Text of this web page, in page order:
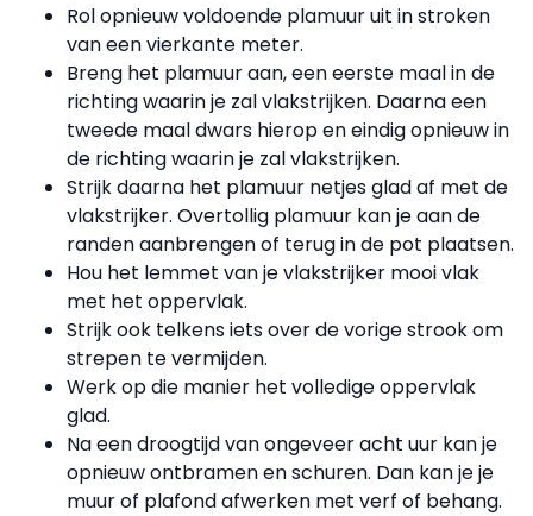
Rol opnieuw voldoende plamuur uit in stroken
van een vierkante meter.
Breng het plamuur aan, een eerste maal in de
richting waarin je zal vlakstrijken. Daarna een
tweede maal dwars hierop en eindig opnieuw in
de richting waarin je zal vlakstrijken.
Strijk daarna het plamuur netjes glad af met de
vlakstrijker. Overtollig plamuur kan je aan de
randen aanbrengen of terug in de pot plaatsen.
Hou het lemmet van je vlakstrijker mooi vlak
met het oppervlak.
Strijk ook telkens iets over de vorige strook om
strepen te vermijden.
Werk op die manier het volledige oppervlak
glad.
Na een droogtijd van ongeveer acht uur kan je
opnieuw ontbramen en schuren. Dan kan je je
muur of plafond afwerken met verf of behang.